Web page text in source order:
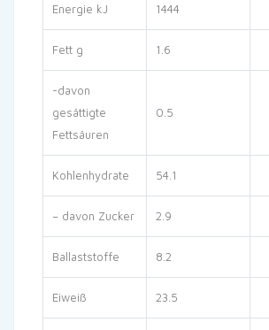
Energie kJ 1444
Fett g 1.6
-davon
gesättigte
Fettsäuren
0.5
Kohlenhydrate 54.1
– davon Zucker 2.9
Ballaststoffe 8.2
Eiweiß 23.5